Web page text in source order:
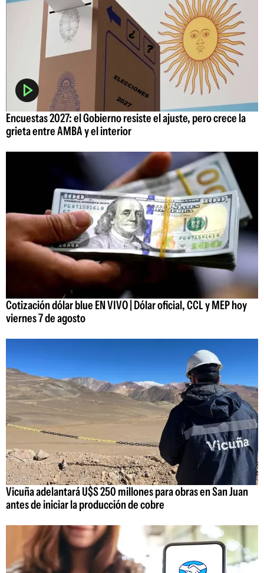
Encuestas 2027: el Gobierno resiste el ajuste, pero crece la
grieta entre AMBA y el interior
Cotización dólar blue EN VIVO | Dólar oficial, CCL y MEP hoy
viernes 7 de agosto
Vicuña adelantará U$S 250 millones para obras en San Juan
antes de iniciar la producción de cobre